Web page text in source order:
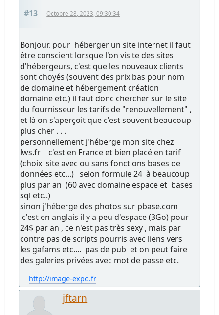
#13 Octobre 28, 2023, 09:30:34
Bonjour, pour héberger un site internet il faut
être conscient lorsque l'on visite des sites
d'hébergeurs, c'est que les nouveaux clients
sont choyés (souvent des prix bas pour nom
de domaine et hébergement création
domaine etc.) il faut donc chercher sur le site
du fournisseur les tarifs de "renouvellement" ,
et là on s'aperçoit que c'est souvent beaucoup
plus cher . . .
personnellement j'héberge mon site chez
lws.fr c'est en France et bien placé en tarif
(choix site avec ou sans fonctions bases de
données etc...) selon formule 24 à beaucoup
plus par an (60 avec domaine espace et bases
sql etc..)
sinon j'héberge des photos sur pbase.com
c'est en anglais il y a peu d'espace (3Go) pour
24$ par an , ce n'est pas très sexy , mais par
contre pas de scripts pourris avec liens vers
les gafams etc.... pas de pub et on peut faire
des galeries privées avec mot de passe etc.
http://image-expo.fr
jftarn